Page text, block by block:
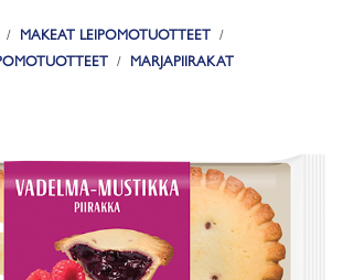
MAKEAT LEIPOMOTUOTTEET
MARJAPIIRAKAT